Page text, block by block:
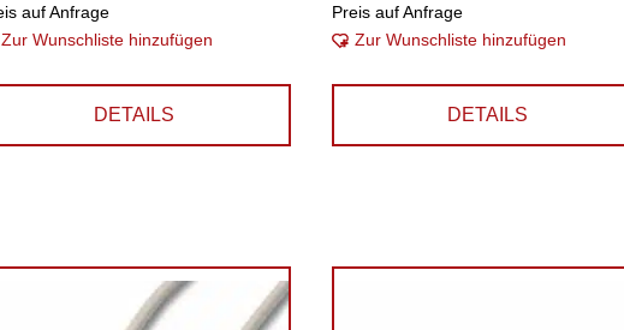
auf Anfrage
Zur Wunschliste hinzufügen
DETAILS
Preis auf Anfrage
Zur Wunschliste hinzufügen
DETAILS